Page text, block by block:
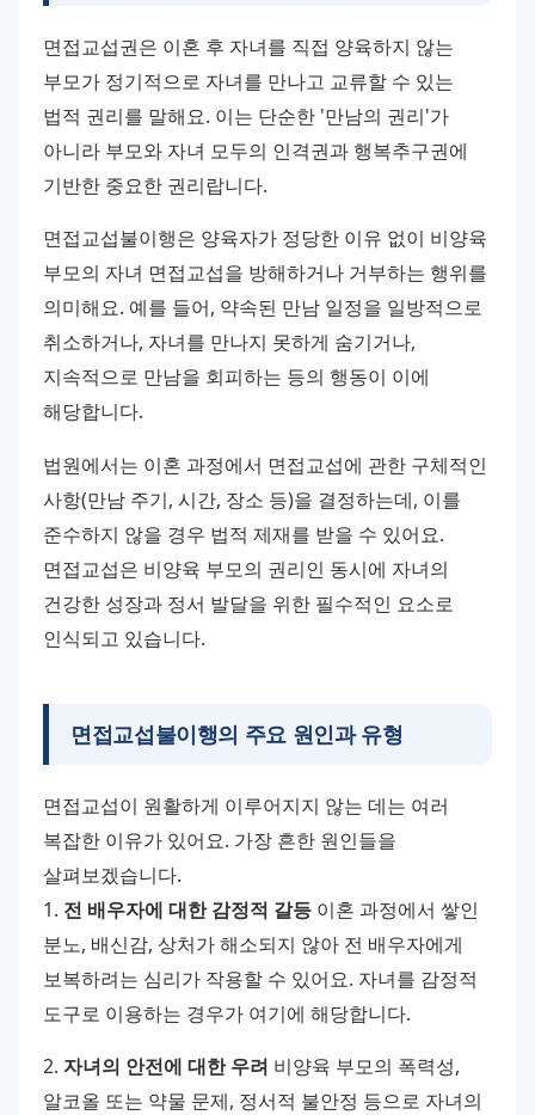
면접교섭권은 이혼 후 자녀를 직접 양육하지 않는
부모가 정기적으로 자녀를 만나고 교류할 수 있는
법적 권리를 말해요. 이는 단순한 '만남의 권리'가
아니라 부모와 자녀 모두의 인격권과 행복추구권에
기반한 중요한 권리랍니다.
면접교섭불이행은 양육자가 정당한 이유 없이 비양육
부모의 자녀 면접교섭을 방해하거나 거부하는 행위를
의미해요. 예를 들어, 약속된 만남 일정을 일방적으로
취소하거나, 자녀를 만나지 못하게 숨기거나,
지속적으로 만남을 회피하는 등의 행동이 이에
해당합니다.
법원에서는 이혼 과정에서 면접교섭에 관한 구체적인
사항(만남 주기, 시간, 장소 등)을 결정하는데, 이를
준수하지 않을 경우 법적 제재를 받을 수 있어요.
면접교섭은 비양육 부모의 권리인 동시에 자녀의
건강한 성장과 정서 발달을 위한 필수적인 요소로
인식되고 있습니다.
면접교섭불이행의 주요 원인과 유형
면접교섭이 원활하게 이루어지지 않는 데는 여러
복잡한 이유가 있어요. 가장 흔한 원인들을
살펴보겠습니다.
1. 전 배우자에 대한 감정적 갈등 이혼 과정에서 쌓인
분노, 배신감, 상처가 해소되지 않아 전 배우자에게
보복하려는 심리가 작용할 수 있어요. 자녀를 감정적
도구로 이용하는 경우가 여기에 해당합니다.
2. 자녀의 안전에 대한 우려 비양육 부모의 폭력성,
알코올 또는 약물 문제, 정서적 불안정 등으로 자녀의